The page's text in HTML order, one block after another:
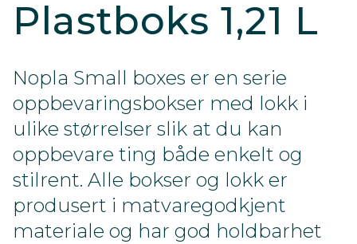
Plastboks 1,21 L
Nopla Small boxes er en serie
oppbevaringsbokser med lokk i
ulike størrelser slik at du kan
oppbevare ting både enkelt og
stilrent. Alle bokser og lokk er
produsert i matvaregodkjent
materiale og har god holdbarhet